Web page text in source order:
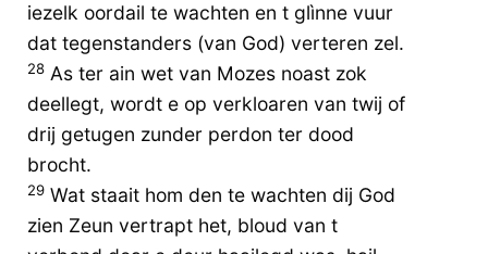
iezelk oordail te wachten en t glìnne vuur
dat tegenstanders (van God) verteren zel.
28 As ter ain wet van Mozes noast zok
deellegt, wordt e op verkloaren van twij of
drij getugen zunder perdon ter dood
brocht.
29 Wat staait hom den te wachten dij God
zien Zeun vertrapt het, bloud van t